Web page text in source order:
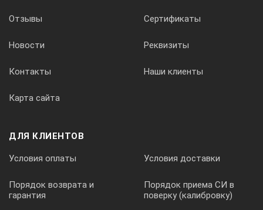
ПЕРЕМЕННЫЙ ТОК
Пределы измерений
± (1.8 % ± 8 е.м.р.)
Отзывы Сертификаты
Новости Реквизиты
Контакты Наши клиенты
Карта сайта
ДЛЯ КЛИЕНТОВ
Условия оплаты Условия доставки
Порядок возврата и
гарантия
Порядок приема СИ в
поверку (калибровку)